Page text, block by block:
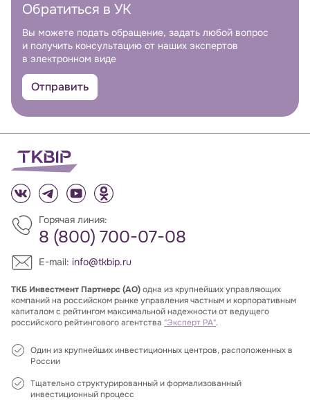
Обратиться в УК
Вы можете подать обращение, задать любой вопрос
и получить консультацию от наших экспертов
в электронном виде
Отправить
Горячая линия:
8 (800) 700-07-08
E-mail: info@tkbip.ru
ТКБ Инвестмент Партнерс (АО)одна из крупнейших управляющих
компаний на российском рынке управления частным и корпоративным
капиталом с рейтингом максимальной надежности от ведущего
российского рейтингового агентства "Эксперт РА".
Один из крупнейших инвестиционных центров, расположенных в
России
Тщательно структурированный и формализованный
инвестиционный процесс